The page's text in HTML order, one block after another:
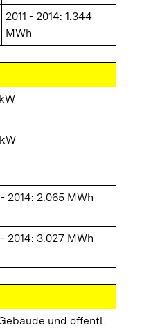
2011 - 2014: 1.344
MWh
- 2014: 2.065 MWh
- 2014: 3.027 MWh
und öffentl.